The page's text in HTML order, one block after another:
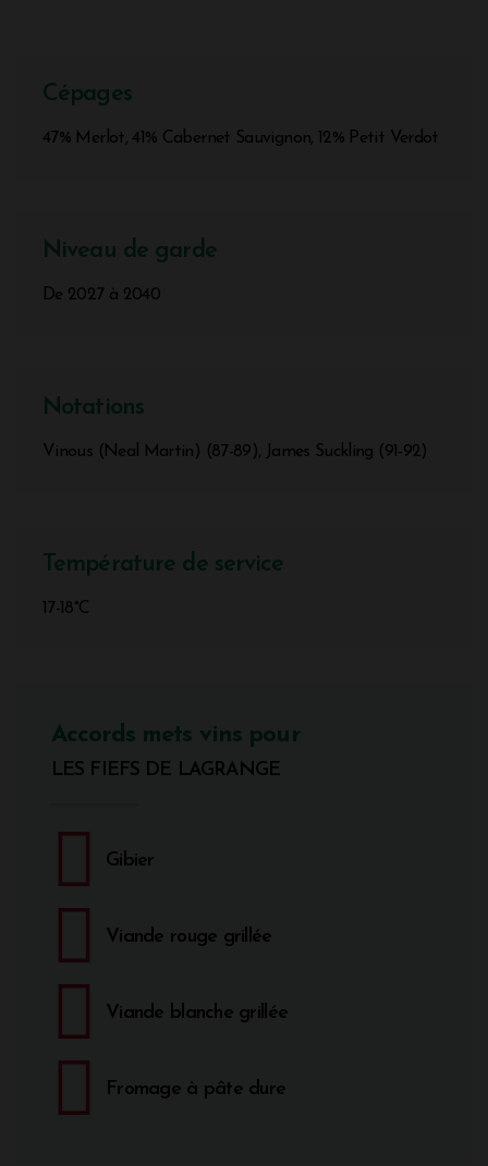
Cépages
47% Merlot, 41% Cabernet Sauvignon, 12% Petit Verdot
Niveau de garde
De 2027 à 2040
Notations
Vinous (Neal Martin) (87-89), James Suckling (91-92)
Température de service
17-18°C
Accords mets vins pour
LES FIEFS DE LAGRANGE
Gibier
Viande rouge grillée
Viande blanche grillée
Fromage à pâte dure